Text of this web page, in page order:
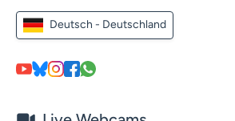
Deutsch - Deutschland